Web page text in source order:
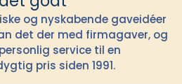
og nyskabende gaveidéer
det der med firmagaver, og
service til en
pris siden 1991.